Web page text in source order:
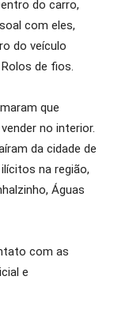
do carro,
com eles,
do veículo
de fios.
que
no interior.
da cidade de
na região,
Águas
com as
e